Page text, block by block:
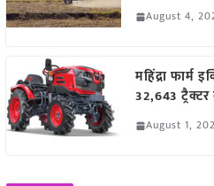
August 4,
महिंद्रा
32,643
August 1,